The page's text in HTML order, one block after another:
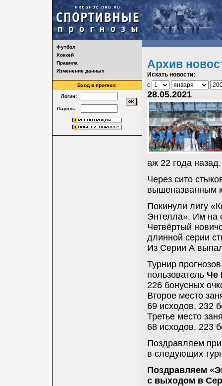
Футбол
Хоккей
Правила
Изменение данных
Вход в прогноз:
Логин:
Пароль:
Архив
Искать новости:
с
28.05.2021
аж 22 года назад.
Через сито
вышеназванным
Покинули лигу
Энтелла». Им на
Четвёртый
длинной серии
Из Серии A
Турнир
пользователь Че
226 бонусных
Второе место
69 исходов, 232
Третье место
68 исходов, 223
Поздравляем
в следующих
Поздравляем
с выходом в